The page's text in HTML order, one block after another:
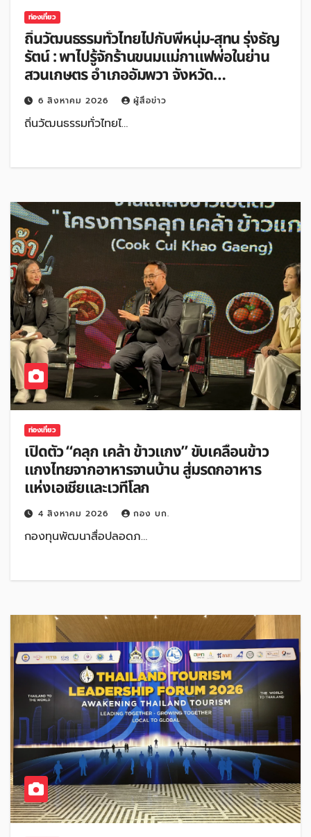
ท่องเที่ยว
ถิ่นวัฒนธรรมทั่วไทยไปกับพี่หนุ่ม-สุทน รุ่งธัญ
รัตน์ : พาไปรู้จักร้านขนมแม่กาแฟพ่อในย่าน
สวนเกษตร อำเภออัมพวา จังหวัด
สมุทรสงคราม
6 สิงหาคม 2026 ผู้สื่อข่าว
ถิ่นวัฒนธรรมทั่วไทยไ…
ท่องเที่ยว
เปิดตัว “คลุก เคล้า ข้าวแกง” ขับเคลื่อนข้าว
แกงไทยจากอาหารจานบ้าน สู่มรดกอาหาร
แห่งเอเชียและเวทีโลก
4 สิงหาคม 2026 กอง บก.
กองทุนพัฒนาสื่อปลอดภ…